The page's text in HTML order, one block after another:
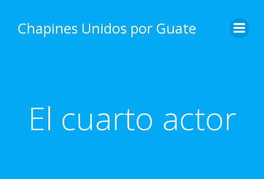
content
Chapines Unidos por Guate
El cuarto actor